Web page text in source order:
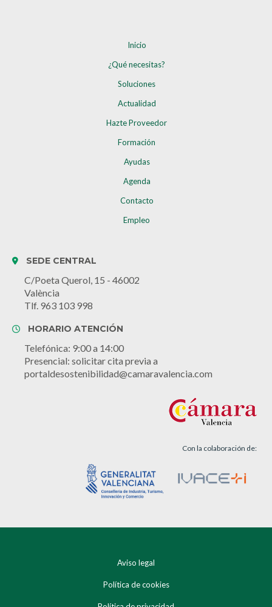
Inicio
¿Qué necesitas?
Soluciones
Actualidad
Hazte Proveedor
Formación
Ayudas
Agenda
Contacto
Empleo
SEDE CENTRAL
C/Poeta Querol, 15 - 46002
València
Tlf. 963 103 998
HORARIO ATENCIÓN
Telefónica: 9:00 a 14:00
Presencial: solicitar cita previa a
portaldesostenibilidad@camaravalencia.com
Con la colaboración de:
Aviso legal
Política de cookies